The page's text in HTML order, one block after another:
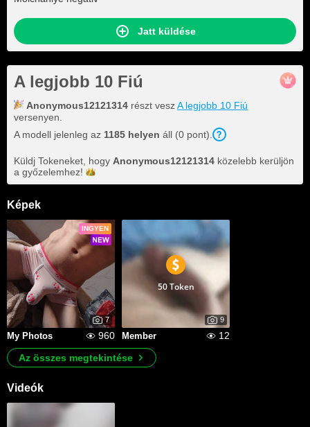
Jatt küldése
A legjobb 10 Fiú
Anonymous12121314 részt veszA legjobb 10 Fiú
versenyen.
A modell jelenleg az 1185 helyen áll (0 pont).
Küldj Tokeneket, hogy Anonymous12121314 közelebb kerüljön
a győzelemhez!
Képek
INGYEN
7
My Photos 960
50 Token
9
Member
12
Az összes megtekintése
Videók